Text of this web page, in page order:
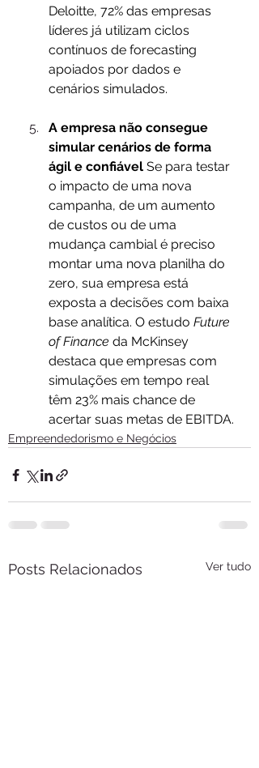
Deloitte, 72% das empresas
líderes já utilizam ciclos
contínuos de forecasting
apoiados por dados e
cenários simulados.
A empresa não consegue
simular cenários de forma
ágil e confiável Se para testar
o impacto de uma nova
campanha, de um aumento
de custos ou de uma
mudança cambial é preciso
montar uma nova planilha do
zero, sua empresa está
exposta a decisões com baixa
base analítica. O estudo Future
of Finance da McKinsey
destaca que empresas com
simulações em tempo real
têm 23% mais chance de
acertar suas metas de EBITDA.
Empreendedorismo e Negócios
Posts Relacionados Ver tudo